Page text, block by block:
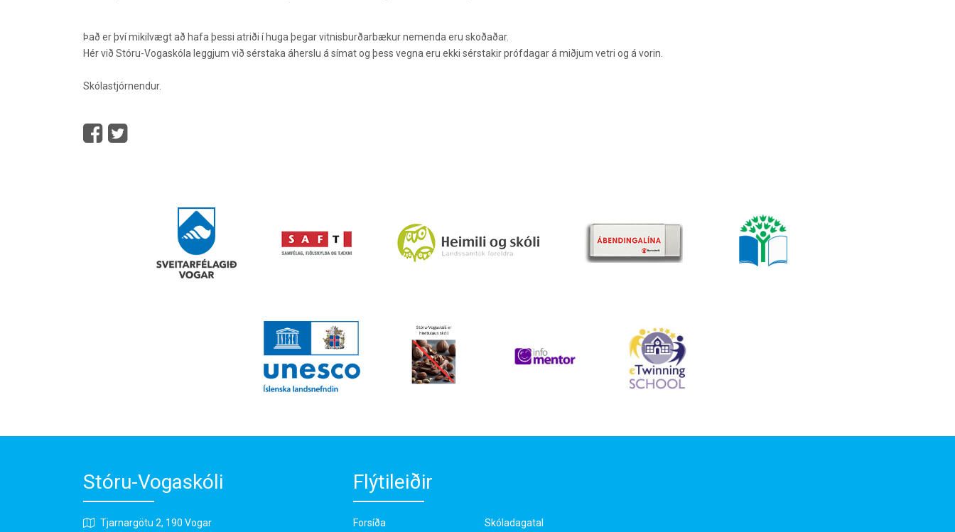
Það er því mikilvægt að hafa þessi atriði í huga þegar vitnisburðarbækur nemenda eru skoðaðar.
Hér við Stóru-Vogaskóla leggjum við sérstaka áherslu á símat og þess vegna eru ekki sérstakir prófdagar á miðjum vetri og á vorin.
Skólastjórnendur.
Stóru-Vogaskóli
Tjarnargötu 2, 190 Vogar
Flýtileiðir
Forsíða Skóladagatal